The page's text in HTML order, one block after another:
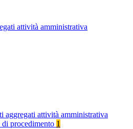
attività amministrativa
aggregati attività amministrativa
procedimento 1